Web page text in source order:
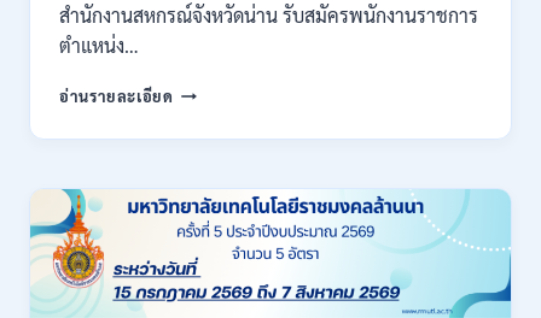
ภาค
กพ.
สมัคร
17
–
28
สิงหาคม
2569
สำนักงานสหกรณ์จังหวัดน่าน รับสมัครพนักงานราชการ
ตำแหน่ง…
อ่านรายละเอียด สำนักงาน
จังหวัด
กรม
ส่ง
เสริม
สหกรณ์
เปิด
รับ